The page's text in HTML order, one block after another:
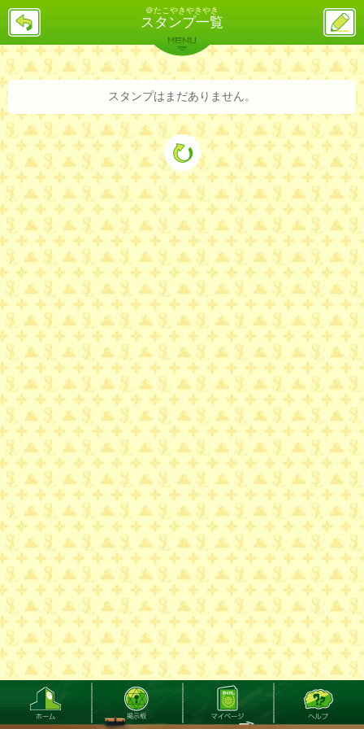
＠たこやきやきやき
スタンプ一覧
戻
ス
投
稿
バックナンバー 詳細検索 ランキング
MENU
スタンプはまだありません。